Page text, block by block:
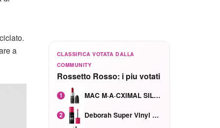
a
CLASSIFICA VOTATA DALLA
COMMUNITY
Rossetto Rosso: i piu votati
1 MAC M·A·CXIMAL SILKY MATTE Red Rock mat
2 Deborah Super Vinyl Shake Rosa Ciliegia